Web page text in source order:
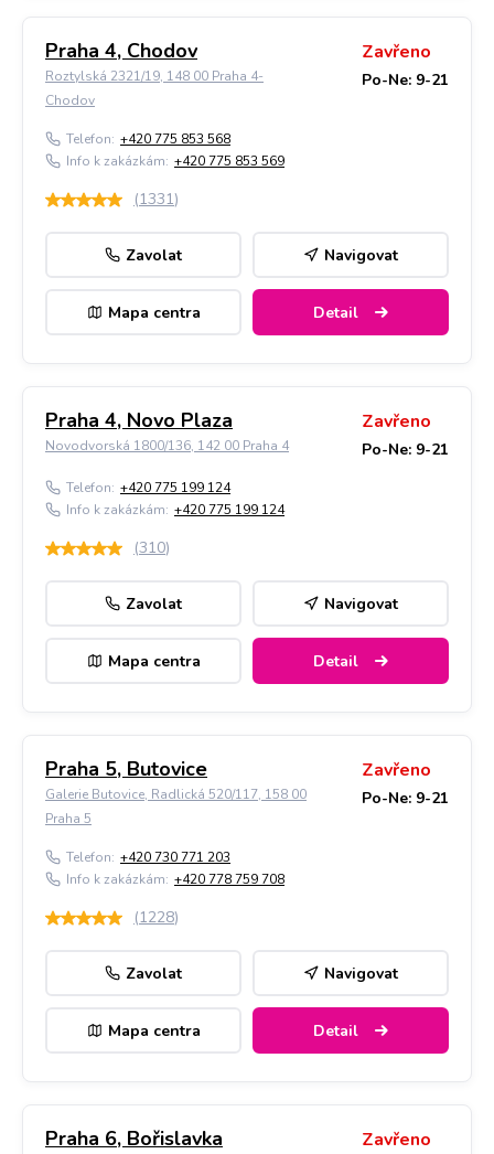
Praha 4, Chodov
Roztylská 2321/19, 148 00 Praha 4-
Chodov
Zavřeno
Po-Ne: 9-21
Telefon: +420 775 853 568
Info k zakázkám: +420 775 853 569
(1331)
Zavolat Navigovat
Mapa centra Detail
Praha 4, Novo Plaza
Novodvorská 1800/136, 142 00 Praha 4
Zavřeno
Po-Ne: 9-21
Telefon: +420 775 199 124
Info k zakázkám: +420 775 199 124
(310)
Zavolat Navigovat
Mapa centra Detail
Praha 5, Butovice
Galerie Butovice, Radlická 520/117, 158 00
Praha 5
Zavřeno
Po-Ne: 9-21
Telefon: +420 730 771 203
Info k zakázkám: +420 778 759 708
(1228)
Zavolat Navigovat
Mapa centra Detail
Praha 6, Bořislavka Zavřeno